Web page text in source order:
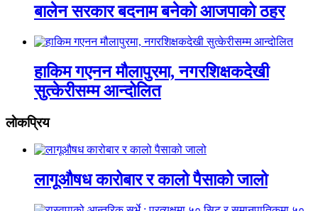
बालेन सरकार बदनाम बनेको आजपाको ठहर
हाकिम गएनन मौलापुरमा, नगरशिक्षकदेखी
सुत्केरीसम्म आन्दोलित
लाेकप्रिय
लागूऔषध कारोबार र कालो पैसाको जालो